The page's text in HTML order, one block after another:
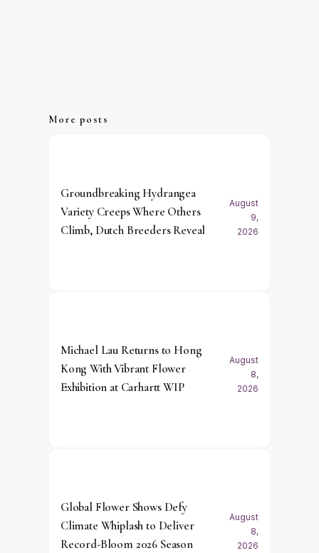
More posts
Groundbreaking Hydrangea
Variety Creeps Where Others
Climb, Dutch Breeders Reveal
August
9,
2026
Michael Lau Returns to Hong
Kong With Vibrant Flower
Exhibition at Carhartt WIP
August
8,
2026
Global Flower Shows Defy
Climate Whiplash to Deliver
Record-Bloom 2026 Season
August
8,
2026